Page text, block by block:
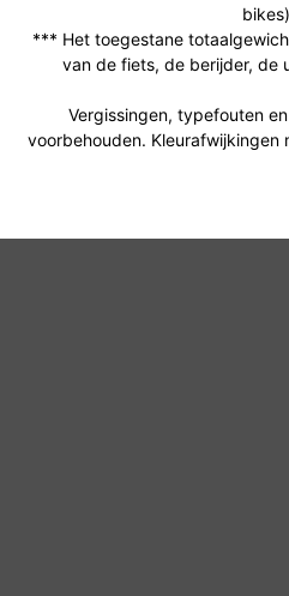
*** Het toegestane
van de fiets, de berijder, de
Vergissingen, typefouten
voorbehouden. Kleurafwijkingen